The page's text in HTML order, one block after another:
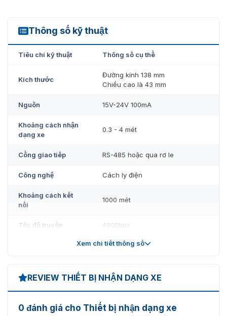
Thông số kỹ thuật
TBNDX
Tiêu chí kỹ thuật Thông số cụ thể
Kích thước
Đường kính 138 mm
Chiều cao là 43 mm
Nguồn 15V-24V 100mA
Khoảng cách nhận
dạng xe
0.3 - 4 mét
Cổng giao tiếp RS-485 hoặc qua rơ le
Công nghệ Cách ly điện
Khoảng cách kết
nối
1000 mét
Tốc độ truyền 4800bps
Môi trường nhiệt độ -20ºC đến 80ºC
Xem chi tiết thông số
REVIEW THIẾT BỊ NHẬN DẠNG XE
0 đánh giá cho Thiết bị nhận dạng xe